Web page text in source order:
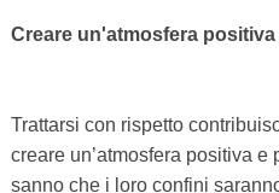
Creare un'atmosfera positiva
Trattarsi con rispetto
creare un’atmosfera positiva
sanno che i loro confini